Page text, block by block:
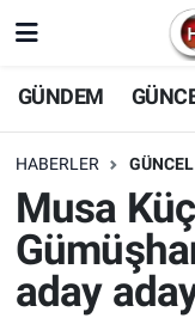
GÜNDEM
HABERLER GÜNCEL
Musa
aday
Nöbetçi
Hava Durumu
Trafik
Süper Lig